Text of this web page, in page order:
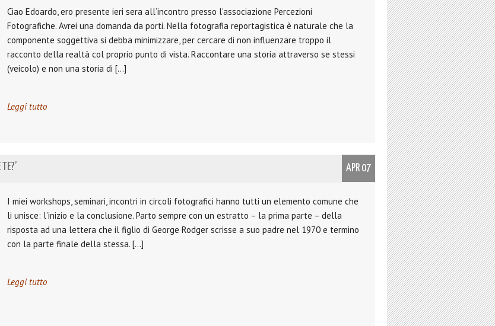
Ciao Edoardo, ero presente ieri sera all’incontro presso l’associazione Percezioni
Fotografiche. Avrei una domanda da porti. Nella fotografia reportagistica è naturale che la
componente soggettiva si debba minimizzare, per cercare di non influenzare troppo il
racconto della realtà col proprio punto di vista. Raccontare una storia attraverso se stessi
(veicolo) e non una storia di […]
Leggi tutto
APR 07
I miei workshops, seminari, incontri in circoli fotografici hanno tutti un elemento comune che
li unisce: l’inizio e la conclusione. Parto sempre con un estratto – la prima parte – della
risposta ad una lettera che il figlio di George Rodger scrisse a suo padre nel 1970 e termino
con la parte finale della stessa. […]
Leggi tutto